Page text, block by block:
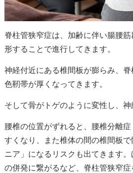
脊柱管狭窄症は、加齢に伴い腸腰
形することで進行してきます。
神経付近にある椎間板が膨らみ、
色靭帯が厚くなってきます。
そして骨がトゲのように変性し、神
腰椎の位置がずれると、腰椎分離
すくなり、また椎体の間の椎間板
ニア」になるリスクも出てきます
の併発に繋がるなど、脊柱管狭窄